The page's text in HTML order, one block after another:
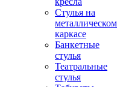
Стулья на
металлическом
каркасе
Банкетные
стулья
Театральные
стулья